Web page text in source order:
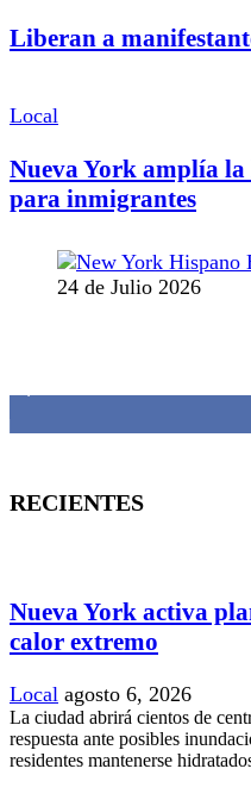
Liberan a
Local
Nueva York amplía
para inmigrantes
24 de Julio 2026
RECIENTES
Nueva York activa
calor extremo
Local agosto 6, 2026
La ciudad abrirá cientos de
respuesta ante posibles
residentes mantenerse